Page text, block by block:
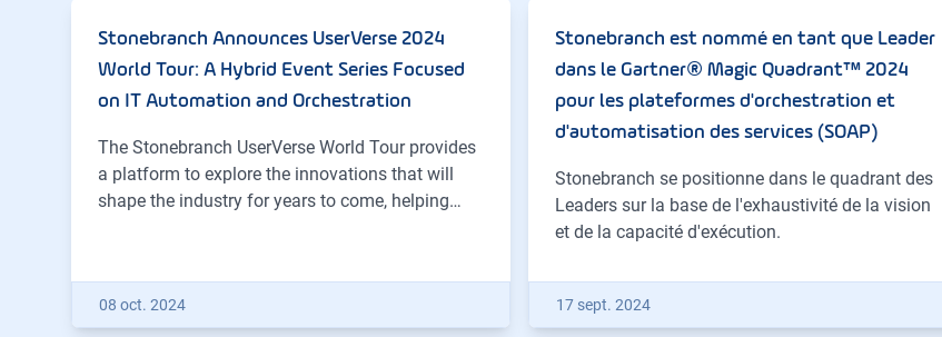
Stonebranch Announces UserVerse 2024
World Tour: A Hybrid Event Series Focused
on IT Automation and Orchestration
The Stonebranch UserVerse World Tour provides
a platform to explore the innovations that will
shape the industry for years to come, helping…
08 oct. 2024
Stonebranch est nommé en tant que Leader
dans le Gartner® Magic Quadrant™ 2024
pour les plateformes d'orchestration et
d'automatisation des services (SOAP)
Stonebranch se positionne dans le quadrant des
Leaders sur la base de l'exhaustivité de la vision
et de la capacité d'exécution.
17 sept. 2024